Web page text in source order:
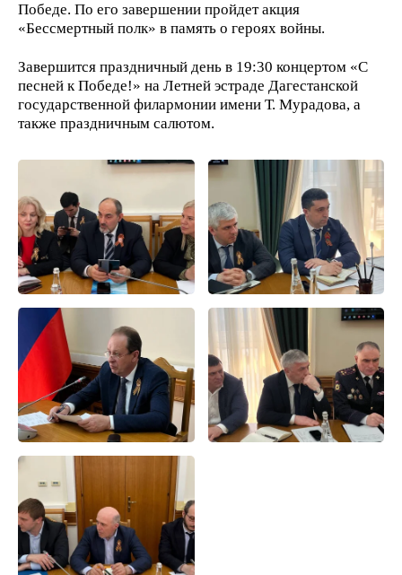
Победе. По его завершении пройдет акция
«Бессмертный полк» в память о героях войны.
Завершится праздничный день в 19:30 концертом «С
песней к Победе!» на Летней эстраде Дагестанской
государственной филармонии имени Т. Мурадова, а
также праздничным салютом.